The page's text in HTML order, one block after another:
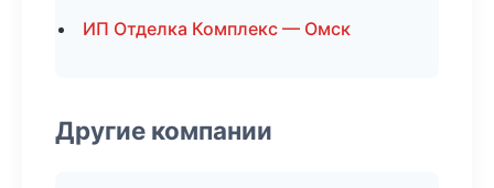
ИП Отделка Комплекс — Омск
Другие компании